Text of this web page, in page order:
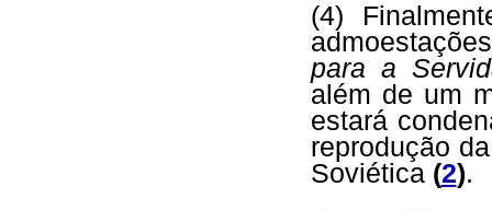
(4)
para a
além de um
estará
reprodução
Soviética (2).